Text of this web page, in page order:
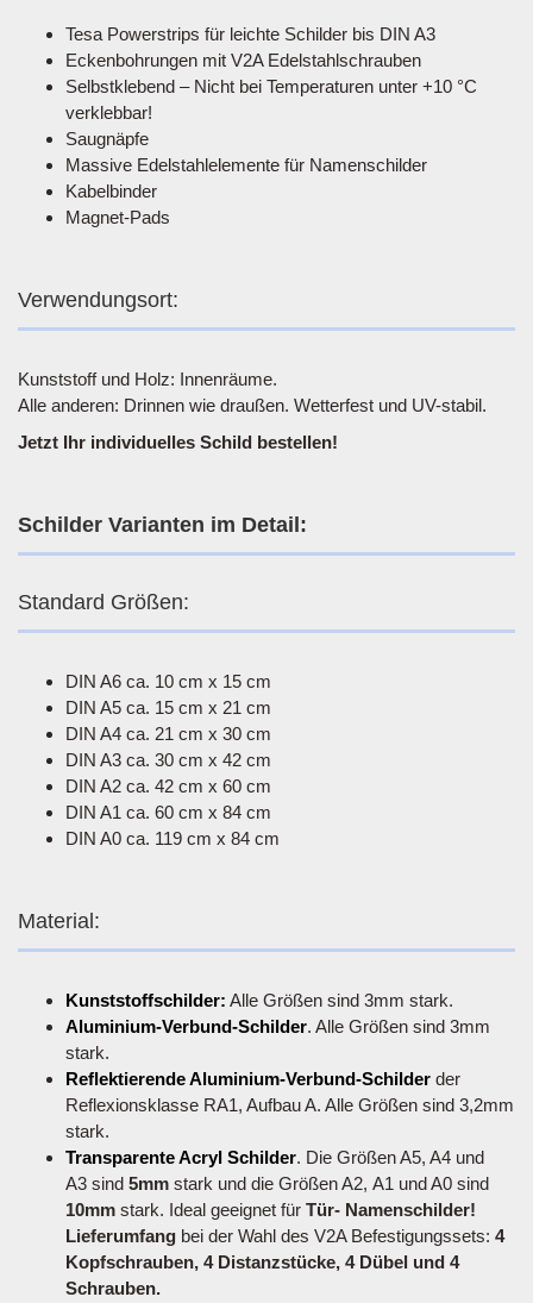
Tesa Powerstrips für leichte Schilder bis DIN A3
Eckenbohrungen mit V2A Edelstahlschrauben
Selbstklebend – Nicht bei Temperaturen unter +10 °C
verklebbar!
Saugnäpfe
Massive Edelstahlelemente für Namenschilder
Kabelbinder
Magnet-Pads
Verwendungsort:
Kunststoff und Holz: Innenräume.
Alle anderen: Drinnen wie draußen. Wetterfest und UV-stabil.
Jetzt Ihr individuelles Schild bestellen!
Schilder Varianten im Detail:
Standard Größen:
DIN A6 ca. 10 cm x 15 cm
DIN A5 ca. 15 cm x 21 cm
DIN A4 ca. 21 cm x 30 cm
DIN A3 ca. 30 cm x 42 cm
DIN A2 ca. 42 cm x 60 cm
DIN A1 ca. 60 cm x 84 cm
DIN A0 ca. 119 cm x 84 cm
Material:
Kunststoffschilder: Alle Größen sind 3mm stark.
Aluminium-Verbund-Schilder. Alle Größen sind 3mm
stark.
Reflektierende Aluminium-Verbund-Schilder der
Reflexionsklasse RA1, Aufbau A. Alle Größen sind 3,2mm
stark.
Transparente Acryl Schilder. Die Größen A5, A4 und
A3 sind 5mm stark und die Größen A2, A1 und A0 sind
10mm stark. Ideal geeignet für Tür- Namenschilder!
Lieferumfang bei der Wahl des V2A Befestigungssets: 4
Kopfschrauben, 4 Distanzstücke, 4 Dübel und 4
Schrauben.